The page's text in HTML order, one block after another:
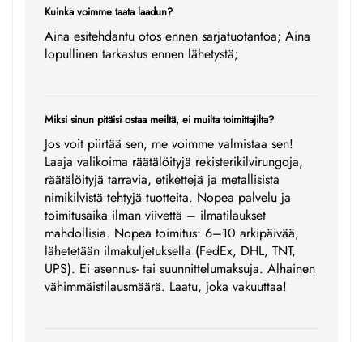
Kuinka voimme taata laadun?
Aina esitehdantu otos ennen sarjatuotantoa; Aina
lopullinen tarkastus ennen lähetystä;
Miksi sinun pitäisi ostaa meiltä, ei muilta toimittajilta?
Jos voit piirtää sen, me voimme valmistaa sen!
Laaja valikoima räätälöityjä rekisterikilvirungoja,
räätälöityjä tarravia, etikettejä ja metallisista
nimikilvistä tehtyjä tuotteita. Nopea palvelu ja
toimitusaika ilman viivettä – ilmatilaukset
mahdollisia. Nopea toimitus: 6–10 arkipäivää,
lähetetään ilmakuljetuksella (FedEx, DHL, TNT,
UPS). Ei asennus- tai suunnittelumaksuja. Alhainen
vähimmäistilausmäärä. Laatu, joka vakuuttaa!